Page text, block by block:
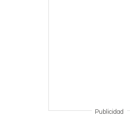
Publicidad